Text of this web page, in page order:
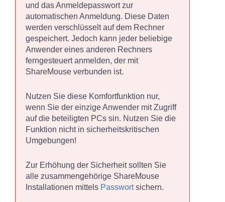
und das Anmeldepasswort zur
automatischen Anmeldung. Diese Daten
werden verschlüsselt auf dem Rechner
gespeichert. Jedoch kann jeder beliebige
Anwender eines anderen Rechners
ferngesteuert anmelden, der mit
ShareMouse verbunden ist.
Nutzen Sie diese Komfortfunktion nur,
wenn Sie der einzige Anwender mit Zugriff
auf die beteiligten PCs sin. Nutzen Sie die
Funktion nicht in sicherheitskritischen
Umgebungen!
Zur Erhöhung der Sicherheit sollten Sie
alle zusammengehörige ShareMouse
Installationen mittels Passwortsichern.